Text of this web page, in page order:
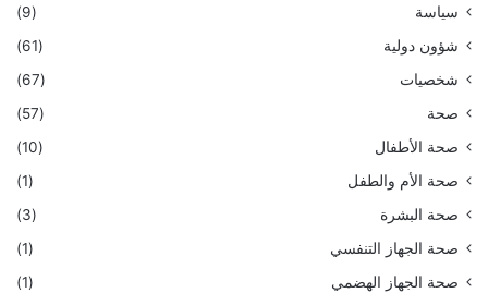
سياسة
(9)
شؤون دولية
(61)
شخصيات
(67)
صحة
(57)
صحة الأطفال
(10)
صحة الأم والطفل
(1)
صحة البشرة
(3)
صحة الجهاز التنفسي
(1)
صحة الجهاز الهضمي
(1)